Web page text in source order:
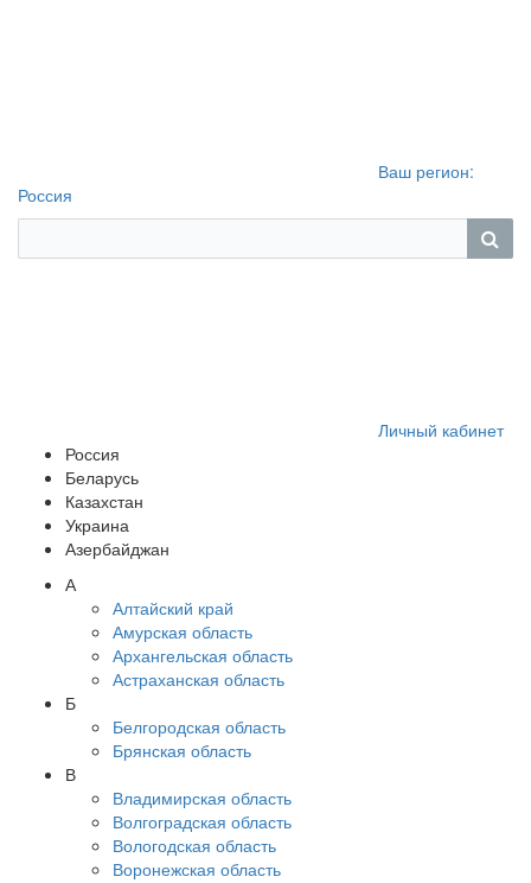
Ваш регион:
Россия
Личный кабинет
Россия
Беларусь
Казахстан
Украина
Азербайджан
А
Алтайский край
Амурская область
Архангельская область
Астраханская область
Б
Белгородская область
Брянская область
В
Владимирская область
Волгоградская область
Вологодская область
Воронежская область